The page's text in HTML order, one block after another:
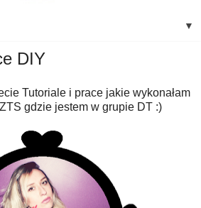
▼
DIY
Tutoriale i prace jakie wykonałam
gdzie jestem w grupie DT :)